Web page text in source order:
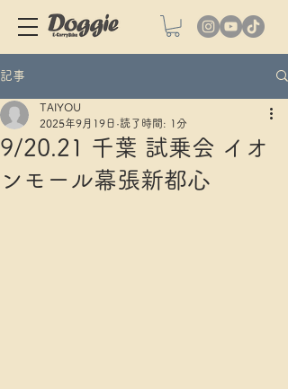
記事
9/20.21 千葉 試乗会 イオ
ンモール幕張新都心
TAIYOU
2025年9月19日 読了時間: 1分